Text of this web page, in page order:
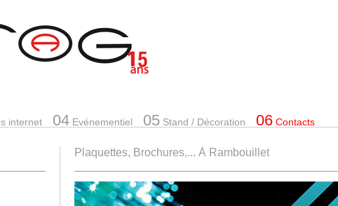
internet 04Evénementiel 05Stand / Décoration 06Contacts
Plaquettes, Brochures,... À Rambouillet